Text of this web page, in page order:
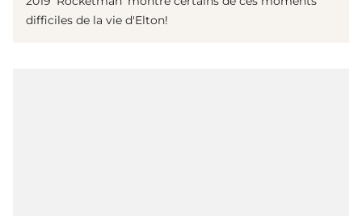
difficiles de la vie d'Elton!